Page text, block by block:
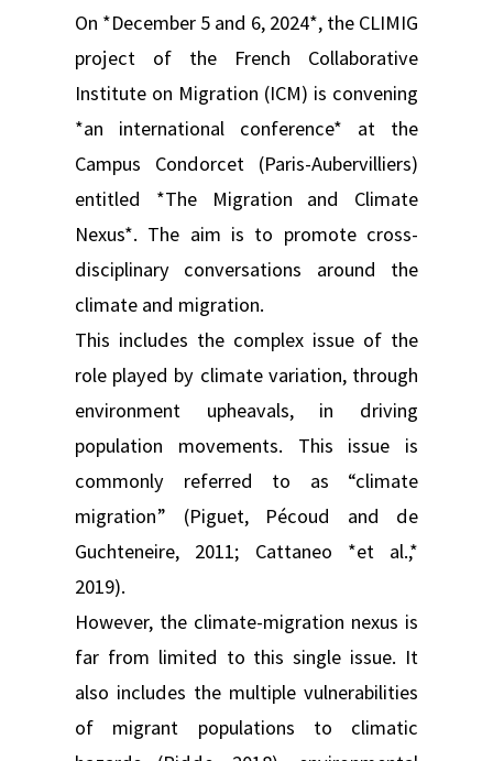
On *December 5 and 6, 2024*, the CLIMIG
project of the French Collaborative
Institute on Migration (ICM) is convening
*an international conference* at the
Campus Condorcet (Paris-Aubervilliers)
entitled *The Migration and Climate
Nexus*. The aim is to promote cross-
disciplinary conversations around the
climate and migration.
This includes the complex issue of the
role played by climate variation, through
environment upheavals, in driving
population movements. This issue is
commonly referred to as “climate
migration” (Piguet, Pécoud and de
Guchteneire, 2011; Cattaneo *et al.,*
2019).
However, the climate-migration nexus is
far from limited to this single issue. It
also includes the multiple vulnerabilities
of migrant populations to climatic